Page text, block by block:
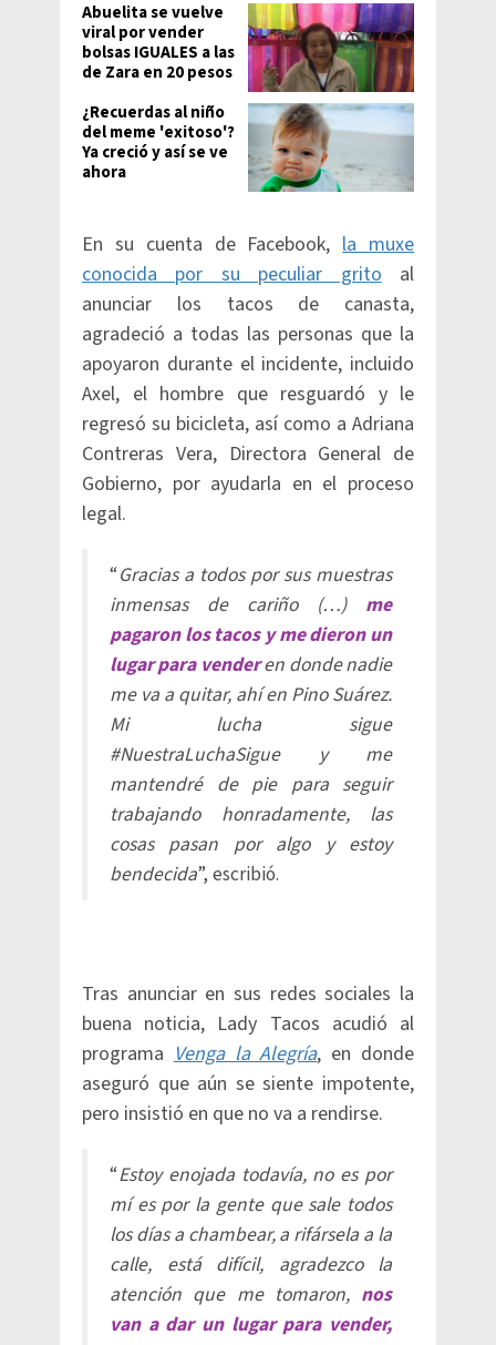
Abuelita se vuelve
viral por vender
bolsas IGUALES a las
de Zara en 20 pesos
¿Recuerdas al niño
del meme 'exitoso'?
Ya creció y así se ve
ahora
En su cuenta de Facebook,la muxe
conocida por su peculiar gritoal
anunciar los tacos de canasta,
agradeció a todas las personas que la
apoyaron durante el incidente, incluido
Axel, el hombre que resguardó y le
regresó su bicicleta, así como a Adriana
Contreras Vera, Directora General de
Gobierno, por ayudarla en el proceso
legal.
“Gracias a todos por sus muestras
inmensas de cariño (…) me
pagaron los tacos y me dieron un
lugar para venderen donde nadie
me va a quitar, ahí en Pino Suárez.
Mi lucha sigue
#NuestraLuchaSigue y me
mantendré de pie para seguir
trabajando honradamente, las
cosas pasan por algo y estoy
bendecida”, escribió.
Tras anunciar en sus redes sociales la
buena noticia, Lady Tacos acudió al
programaVenga la Alegría, en donde
aseguró que aún se siente impotente,
pero insistió en que no va a rendirse.
“Estoy enojada todavía, no es por
mí es por la gente que sale todos
los días a chambear, a rifársela a la
calle, está difícil, agradezco la
atención que me tomaron, nos
van a dar un lugar para vender,